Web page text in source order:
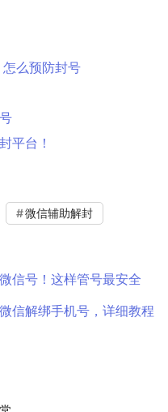
么预防封号
平台！
微信辅助解封
信号！这样管号最安全
信解绑手机号，详细教程